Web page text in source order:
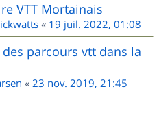
VTT Mortainais
« 19 juil. 2022, 01:08
parcours vtt dans la
« 23 nov. 2019, 21:45